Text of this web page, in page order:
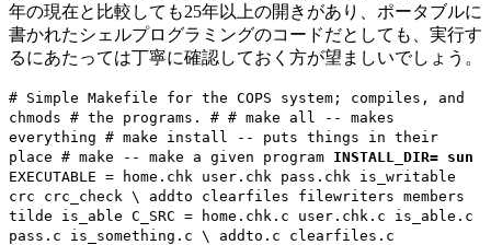
年の現在と比較しても25年以上の開きがあり、ポータブルに
書かれたシェルプログラミングのコードだとしても、実行す
るにあたっては丁寧に確認しておく方が望ましいでしょう。
# Simple Makefile for the COPS system; compiles, and
chmods # the programs. # # make all -- makes
everything # make install -- puts things in their
place # make
-- make a given program INSTALL_DIR= sun
EXECUTABLE = home.chk user.chk pass.chk is_writable
crc crc_check \ addto clearfiles filewriters members
tilde is_able C_SRC = home.chk.c user.chk.c is_able.c
pass.c is_something.c \ addto.c clearfiles.c